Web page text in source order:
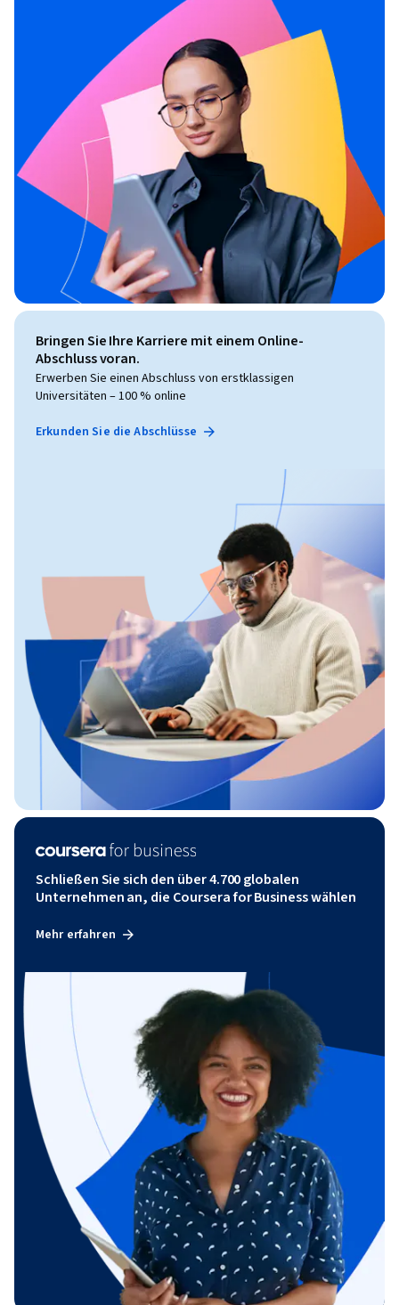
Bringen Sie Ihre Karriere mit einem Online-
Abschluss voran.
Erwerben Sie einen Abschluss von erstklassigen
Universitäten – 100 % online
Erkunden Sie die Abschlüsse
Schließen Sie sich den über 4.700 globalen
Unternehmen an, die Coursera for Business wählen
Mehr erfahren